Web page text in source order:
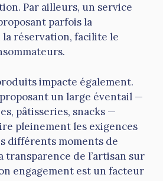
Par ailleurs, un service
parfois la
la réservation, facilite le
impacte également.
un large éventail —
pâtisseries, snacks —
pleinement les exigences
différents moments de
transparence de l’artisan sur
engagement est un facteur